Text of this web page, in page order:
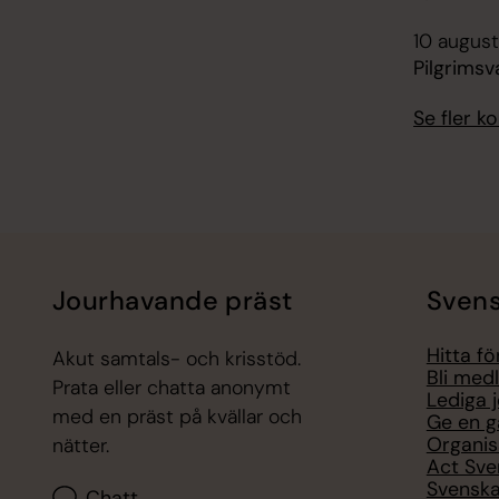
10
Se fler
Jourhavande präst
Akut samtals- och krisstöd.
Prata eller chatta anonymt
med en präst på kvällar och
nätter.
Hitta
Bli
Lediga
Ge en
Act